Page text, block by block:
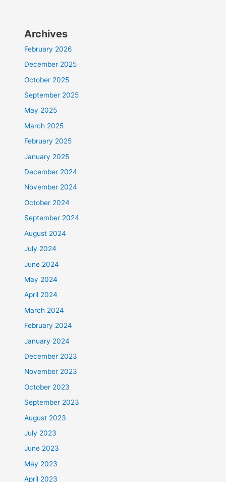
Archives
February 2026
December 2025
October 2025
September 2025
May 2025
March 2025
February 2025
January 2025
December 2024
November 2024
October 2024
September 2024
August 2024
July 2024
June 2024
May 2024
April 2024
March 2024
February 2024
January 2024
December 2023
November 2023
October 2023
September 2023
August 2023
July 2023
June 2023
May 2023
April 2023